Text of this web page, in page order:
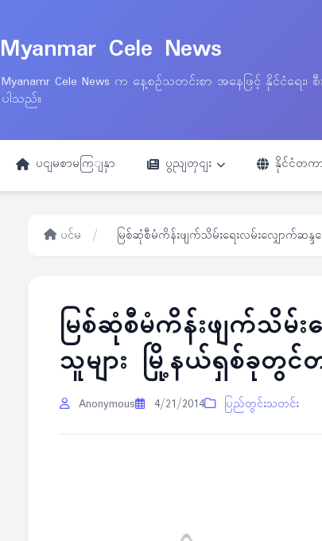
Myanmar Cele News
Myanamr Cele News က နေ့စဉ်သတင်းစာ အနေဖြင့် နိုင်ငံရေ
ပါသည်။
ပငျမစာမကြျနှာ ပွညျတှငျး နိုင်ငံတက
ပင်မ / မြစ်ဆုံစီမံကိန်းဖျက်သိမ်းရေးလမ်းလျှောက်ဆန္
မြစ်ဆုံစီမံကိန်းဖျက်သိမ်
သူများ မြို့နယ်ရှစ်ခုတွင်
Anonymous 4/21/2014 ပြည်တွင်းသတင်း